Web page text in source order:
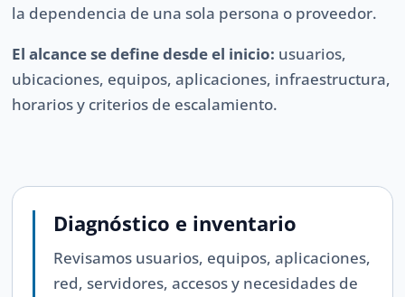
la dependencia de una sola persona o proveedor.
El alcance se define desde el inicio: usuarios,
ubicaciones, equipos, aplicaciones, infraestructura,
horarios y criterios de escalamiento.
Diagnóstico e inventario
Revisamos usuarios, equipos, aplicaciones,
red, servidores, accesos y necesidades de